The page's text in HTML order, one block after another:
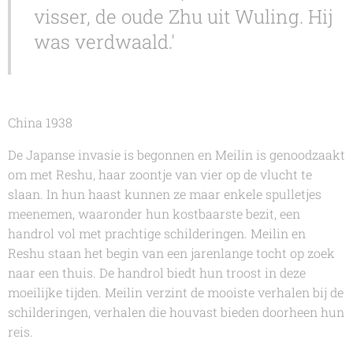
visser, de oude Zhu uit Wuling. Hij
was verdwaald.'
China 1938
De Japanse invasie is begonnen en Meilin is genoodzaakt
om met Reshu, haar zoontje van vier op de vlucht te
slaan. In hun haast kunnen ze maar enkele spulletjes
meenemen, waaronder hun kostbaarste bezit, een
handrol vol met prachtige schilderingen. Meilin en
Reshu staan het begin van een jarenlange tocht op zoek
naar een thuis. De handrol biedt hun troost in deze
moeilijke tijden. Meilin verzint de mooiste verhalen bij de
schilderingen, verhalen die houvast bieden doorheen hun
reis.